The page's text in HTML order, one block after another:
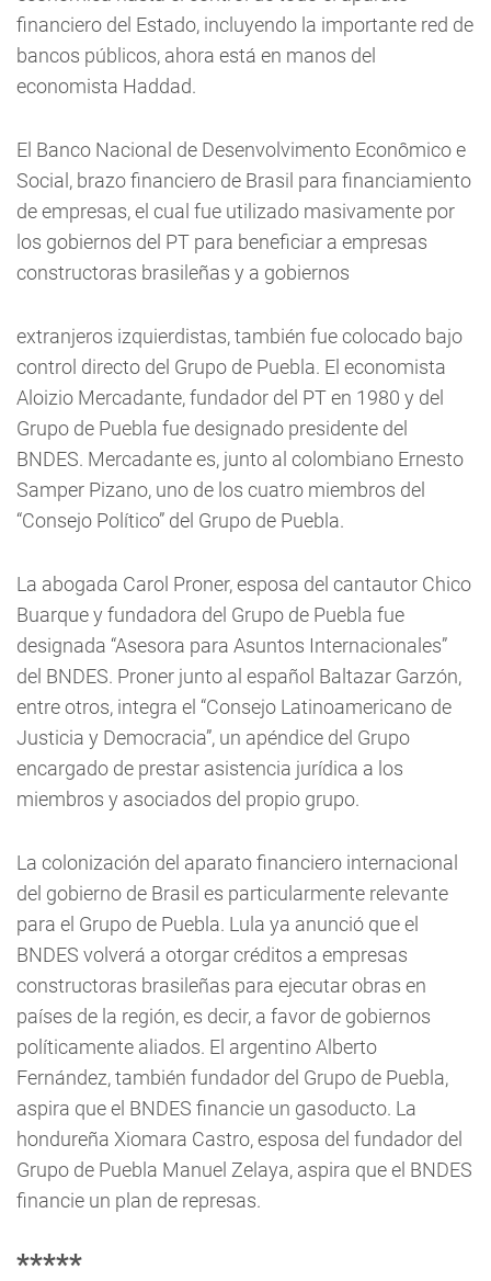
financiero del Estado, incluyendo la importante red de
bancos públicos, ahora está en manos del
economista Haddad.
El Banco Nacional de Desenvolvimento Econômico e
Social, brazo financiero de Brasil para financiamiento
de empresas, el cual fue utilizado masivamente por
los gobiernos del PT para beneficiar a empresas
constructoras brasileñas y a gobiernos
extranjeros izquierdistas, también fue colocado bajo
control directo del Grupo de Puebla. El economista
Aloizio Mercadante, fundador del PT en 1980 y del
Grupo de Puebla fue designado presidente del
BNDES. Mercadante es, junto al colombiano Ernesto
Samper Pizano, uno de los cuatro miembros del
“Consejo Político” del Grupo de Puebla.
La abogada Carol Proner, esposa del cantautor Chico
Buarque y fundadora del Grupo de Puebla fue
designada “Asesora para Asuntos Internacionales”
del BNDES. Proner junto al español Baltazar Garzón,
entre otros, integra el “Consejo Latinoamericano de
Justicia y Democracia”, un apéndice del Grupo
encargado de prestar asistencia jurídica a los
miembros y asociados del propio grupo.
La colonización del aparato financiero internacional
del gobierno de Brasil es particularmente relevante
para el Grupo de Puebla. Lula ya anunció que el
BNDES volverá a otorgar créditos a empresas
constructoras brasileñas para ejecutar obras en
países de la región, es decir, a favor de gobiernos
políticamente aliados. El argentino Alberto
Fernández, también fundador del Grupo de Puebla,
aspira que el BNDES financie un gasoducto. La
hondureña Xiomara Castro, esposa del fundador del
Grupo de Puebla Manuel Zelaya, aspira que el BNDES
financie un plan de represas.
*****